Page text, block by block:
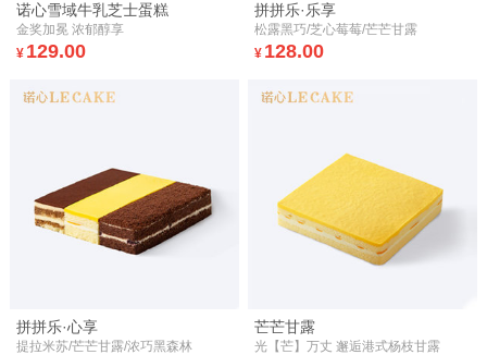
诺心雪域牛乳芝士蛋糕
金奖加冕 浓郁醇享
¥ 129.00
拼拼乐·乐享
松露黑巧/芝心莓莓/芒芒甘露
¥ 128.00
拼拼乐·心享
提拉米苏/芒芒甘露/浓巧黑森林
芒芒甘露
光【芒】万丈 邂逅港式杨枝甘露